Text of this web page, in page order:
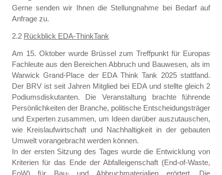
Gerne senden wir Ihnen die Stellungnahme bei Bedarf auf
Anfrage zu.
2.2 Rückblick EDA-ThinkTank
Am 15. Oktober wurde Brüssel zum Treffpunkt für Europas
Fachleute aus den Bereichen Abbruch und Bauwesen, als im
Warwick Grand-Place der EDA Think Tank 2025 stattfand.
Der BRV ist seit Jahren Mitglied bei EDA und stellte gleich 2
Podiumsdiskutanten. Die Veranstaltung brachte führende
Persönlichkeiten der Branche, politische Entscheidungsträger
und Experten zusammen, um Ideen darüber auszutauschen,
wie Kreislaufwirtschaft und Nachhaltigkeit in der gebauten
Umwelt vorangebracht werden können.
In der ersten Sitzung des Tages wurde die Entwicklung von
Kriterien für das Ende der Abfalleigenschaft (End-of-Waste,
EoW) für Bau- und Abbruchmaterialien erörtert. Die